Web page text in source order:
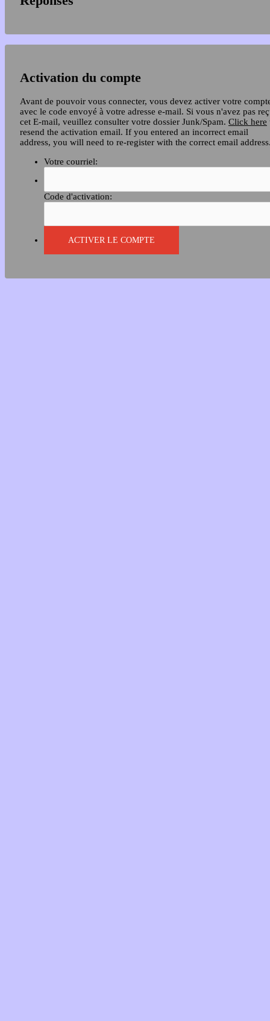
Activation du compte
Avant de pouvoir vous connecter, vous devez activer votre
avec le code envoyé à votre adresse e-mail. Si vous n'avez pas
cet E-mail, veuillez consulter votre dossier Junk/Spam. Click here
resend the activation email. If you entered an incorrect email
address, you will need to re-register with the correct email
Votre courriel:
Code d'activation: